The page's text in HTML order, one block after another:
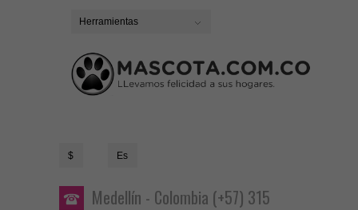
Herramientas
$ Es
Medellín - Colombia (+57) 315